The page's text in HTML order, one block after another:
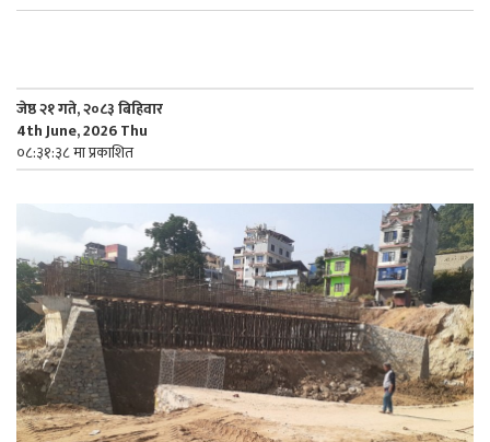
जेष्ठ २१ गते, २०८३ बिहिवार
4th June, 2026 Thu
०८:३१:३८ मा प्रकाशित